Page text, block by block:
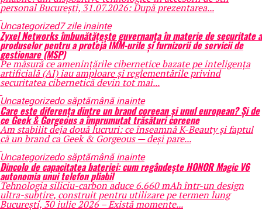
personal București, 31.07.2026: După prezentarea...
Uncategorized7 zile inainte
Zyxel Networks îmbunătățește guvernanța în materie de securitate a
produselor pentru a proteja IMM-urile și furnizorii de servicii de
gestionare (MSP)
Pe măsură ce amenințările cibernetice bazate pe inteligența
artificială (AI) iau amploare și reglementările privind
securitatea cibernetică devin tot mai...
Uncategorizedo săptămână inainte
Care este diferența dintre un brand coreean și unul european? Și de
ce Geek & Gorgeous a împrumutat trăsături coreene
Am stabilit deja două lucruri: ce înseamnă K-Beauty și faptul
că un brand ca Geek & Gorgeous — deși pare...
Uncategorizedo săptămână inainte
Dincolo de capacitatea bateriei: cum regândește HONOR Magic V6
autonomia unui telefon pliabil
Tehnologia siliciu-carbon aduce 6.660 mAh într-un design
ultra-subțire, construit pentru utilizare pe termen lung
București, 30 iulie 2026 – Există momente...